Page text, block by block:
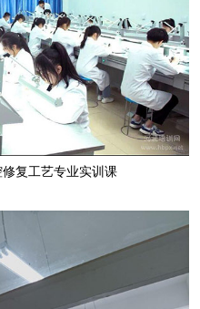
复工艺专业实训课